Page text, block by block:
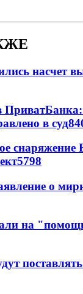
насчет
в суд
снаряжение
5798
о
на